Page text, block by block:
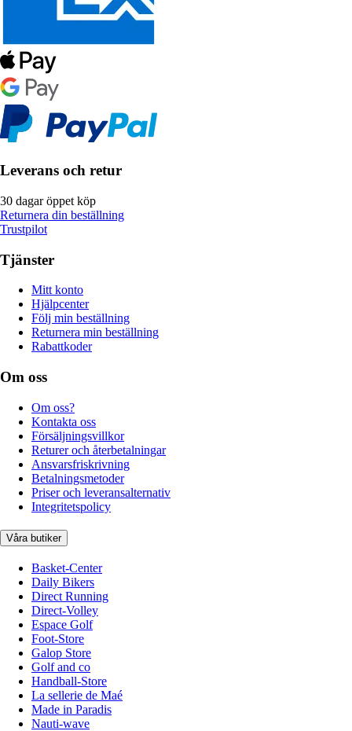
Leverans och retur
30 dagar öppet köp
Returnera din beställning
Trustpilot
Tjänster
Mitt konto
Hjälpcenter
Följ min beställning
Returnera min beställning
Rabattkoder
Om oss
Om oss?
Kontakta oss
Försäljningsvillkor
Returer och återbetalningar
Ansvarsfriskrivning
Betalningsmetoder
Priser och leveransalternativ
Integritetspolicy
Våra butiker
Basket-Center
Daily Bikers
Direct Running
Direct-Volley
Espace Golf
Foot-Store
Galop Store
Golf and co
Handball-Store
La sellerie de Maé
Made in Paradis
Nauti-wave